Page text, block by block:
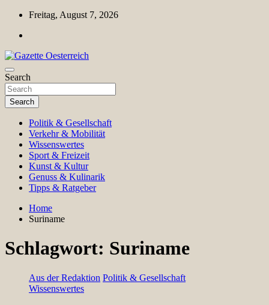
Skip
content
Freitag, August 7, 2026
Gazette Oesterreich
Magazin für Freizeit, Politik, Kultur & Wissenschaft
Search
Search
Politik & Gesellschaft
Verkehr & Mobilität
Wissenswertes
Sport & Freizeit
Kunst & Kultur
Genuss & Kulinarik
Tipps & Ratgeber
Home
Suriname
Schlagwort: Suriname
Aus der Redaktion Politik & Gesellschaft
Wissenswertes